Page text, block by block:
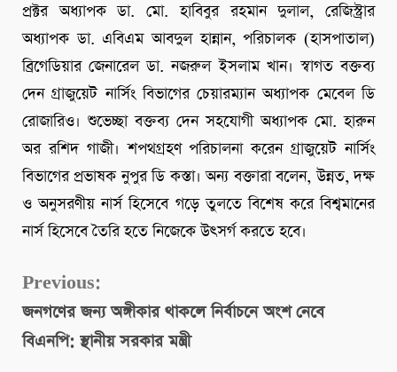
প্রক্টর অধ্যাপক ডা. মো. হাবিবুর রহমান দুলাল, রেজিস্ট্রার
অধ্যাপক ডা. এবিএম আবদুল হান্নান, পরিচালক (হাসপাতাল)
ব্রিগেডিয়ার জেনারেল ডা. নজরুল ইসলাম খান। স্বাগত বক্তব্য
দেন গ্রাজুয়েট নার্সিং বিভাগের চেয়ারম্যান অধ্যাপক মেবেল ডি
রোজারিও। শুভেচ্ছা বক্তব্য দেন সহযোগী অধ্যাপক মো. হারুন
অর রশিদ গাজী। শপথগ্রহণ পরিচালনা করেন গ্রাজুয়েট নার্সিং
বিভাগের প্রভাষক নুপুর ডি কস্তা। অন্য বক্তারা বলেন, উন্নত, দক্ষ
ও অনুসরণীয় নার্স হিসেবে গড়ে তুলতে বিশেষ করে বিশ্বমানের
নার্স হিসেবে তৈরি হতে নিজেকে উৎসর্গ করতে হবে।
Continue
Reading
Previous:
জনগণের জন্য অঙ্গীকার থাকলে নির্বাচনে অংশ নেবে
বিএনপি: স্থানীয় সরকার মন্ত্রী